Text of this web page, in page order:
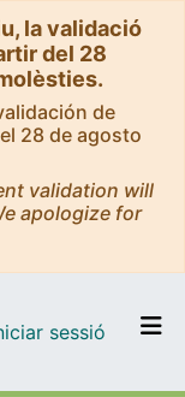
la validació
del 28
de
28 de agosto
validation will
apologize for
sessió (current)